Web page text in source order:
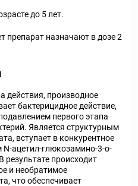
до 5 лет.
препарат назначают в дозе 2
действия, производное
бактерицидное действие,
первого этапа
Является структурным
вступает в конкурентное
ацетил-глюкозамино-3-о-
происходит
и необратимое
что обеспечивает